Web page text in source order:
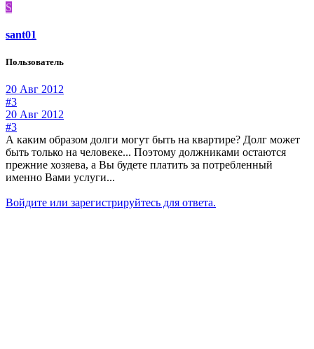
S
sant01
Пользователь
20 Авг 2012
#3
20 Авг 2012
#3
А каким образом долги могут быть на квартире? Долг может
быть только на человеке... Поэтому должниками остаются
прежние хозяева, а Вы будете платить за потребленный
именно Вами услуги...
Войдите или зарегистрируйтесь для ответа.